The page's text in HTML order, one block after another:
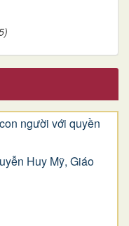
người với quyền
Huy Mỹ, Giáo